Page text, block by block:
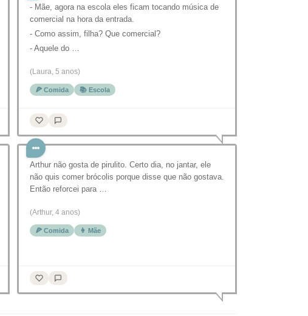
- Mãe, agora na escola eles ficam tocando música de
comercial na hora da entrada.
- Como assim, filha? Que comercial?
- Aquele do …
(Laura, 5 anos)
🍕 Comida 📚 Escola
Arthur não gosta de pirulito. Certo dia, no jantar, ele
não quis comer brócolis porque disse que não gostava.
Então reforcei para …
(Arthur, 4 anos)
🍕 Comida 👩 Mãe